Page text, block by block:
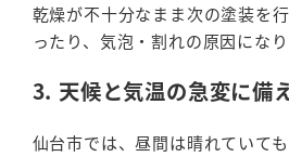
乾燥が不十分なまま次の塗装を
ったり、気泡・割れの原因になり
3. 天候と気温の急変に備
仙台市では、昼間は晴れていて